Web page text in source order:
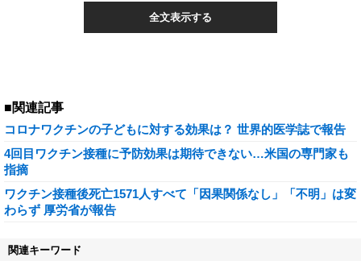
全文表示する
■関連記事
コロナワクチンの子どもに対する効果は？ 世界的医学誌で報告
4回目ワクチン接種に予防効果は期待できない…米国の専門家も
指摘
ワクチン接種後死亡1571人すべて「因果関係なし」「不明」は変
わらず 厚労省が報告
関連キーワード